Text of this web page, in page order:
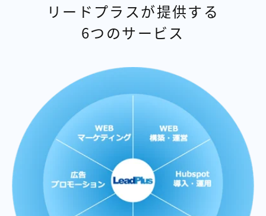
リードプラスが提供する
6つのサービス